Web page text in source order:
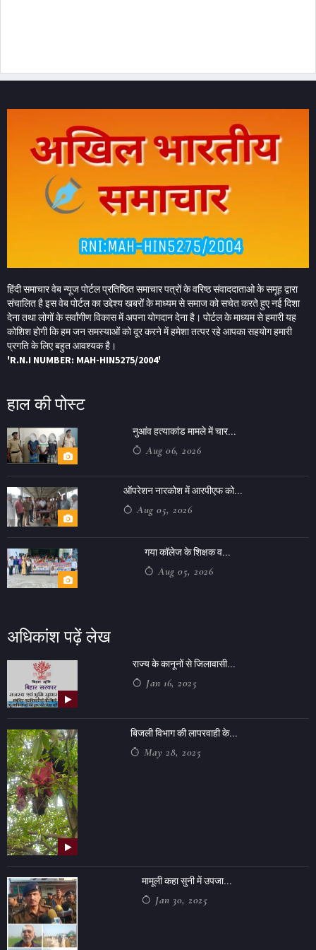
हिंदी समाचार वेब न्यूज पोर्टल प्रतिष्ठित समाचार पत्रों के वरिष्ठ संवाददाताओ के समूह द्वारा
संचालित है इस वेब पोर्टल का उद्देश्य खबरों के माध्यम से समाज को सचेत करते हुए नई दिशा
देना तथा लोगों के सर्वांगीण विकास में अपना योगदान देना है। पोर्टल के माध्यम से हमारी यह
कोशिश होगी कि हम जन समस्याओं को दूर करने में हमेशा तत्पर रहे आपका सहयोग हमारी
प्रगति के लिए बहुत आवश्यक है।
'R.N.I NUMBER: MAH-HIN5275/2004'
हाल की पोस्ट
नुआंव हत्याकांड मामले में चार...
Aug 06, 2026
ऑपरेशन नारकोश में आरपीएफ को...
Aug 05, 2026
गया कॉलेज के शिक्षक व...
Aug 05, 2026
अधिकांश पढ़ें लेख
राज्य के कानूनों से जिलावासी...
Jan 16, 2025
बिजली विभाग की लापरवाही के...
May 28, 2025
मामूली कहा सुनी में उपजा...
Jan 30, 2025